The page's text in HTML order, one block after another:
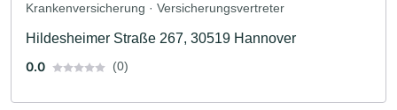
Krankenversicherung · Versicherungsvertreter
Hildesheimer Straße 267, 30519 Hannover
0.0
(0)